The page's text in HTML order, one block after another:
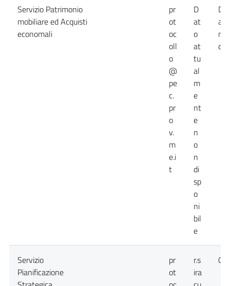
Servizio Patrimonio
mobiliare ed Acquisti
economali
pr
ot
oc
oll
o
@
pe
c.
pr
o
v.
m
e.i
t
D
at
o
at
tu
al
m
e
nt
e
n
o
n
di
sp
o
ni
bil
e
Servizio
Pianificazione
pr
ot
r.s
ira